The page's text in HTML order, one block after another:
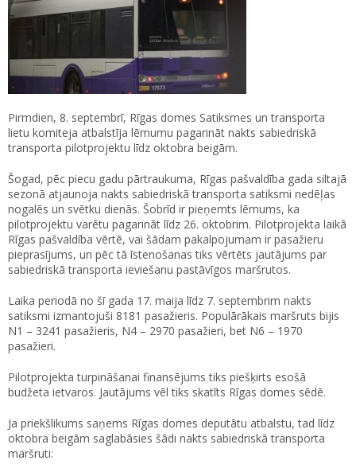
Pirmdien, 8. septembrī, Rīgas domes Satiksmes un transporta
lietu komiteja atbalstīja lēmumu pagarināt nakts sabiedriskā
transporta pilotprojektu līdz oktobra beigām.
Šogad, pēc piecu gadu pārtraukuma, Rīgas pašvaldība gada siltajā
sezonā atjaunoja nakts sabiedriskā transporta satiksmi nedēļas
nogalēs un svētku dienās. Šobrīd ir pieņemts lēmums, ka
pilotprojektu varētu pagarināt līdz 26. oktobrim. Pilotprojekta laikā
Rīgas pašvaldība vērtē, vai šādam pakalpojumam ir pasažieru
pieprasījums, un pēc tā īstenošanas tiks vērtēts jautājums par
sabiedriskā transporta ieviešanu pastāvīgos maršrutos.
Laika periodā no šī gada 17. maija līdz 7. septembrim nakts
satiksmi izmantojuši 8181 pasažieris. Populārākais maršruts bijis
N1 – 3241 pasažieris, N4 – 2970 pasažieri, bet N6 – 1970
pasažieri.
Pilotprojekta turpināšanai finansējums tiks piešķirts esošā
budžeta ietvaros. Jautājums vēl tiks skatīts Rīgas domes sēdē.
Ja priekšlikums saņems Rīgas domes deputātu atbalstu, tad līdz
oktobra beigām saglabāsies šādi nakts sabiedriskā transporta
maršruti: